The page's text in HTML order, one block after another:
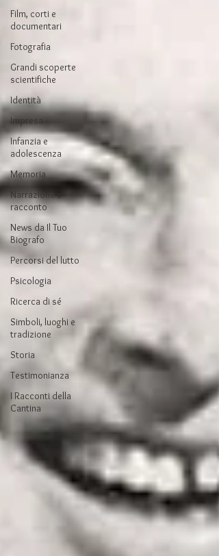
Film, corti e
documentari
Fotografia
Grandi scoperte
scientifiche
Identità
Impresa
Infanzia e
adolescenza
Memoria
Narrazione e
racconto
News da Il Tuo
Biografo
Percorsi del lutto
Psicologia
Ricerca di sé
Simboli, luoghi e
tradizione
Storia
Testimonianza
I Racconti della
Cantina